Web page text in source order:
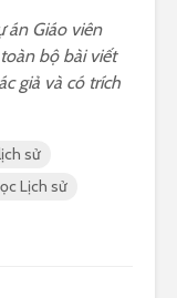
án Giáo viên
bộ bài viết
giả và có trích
sử
Lịch sử